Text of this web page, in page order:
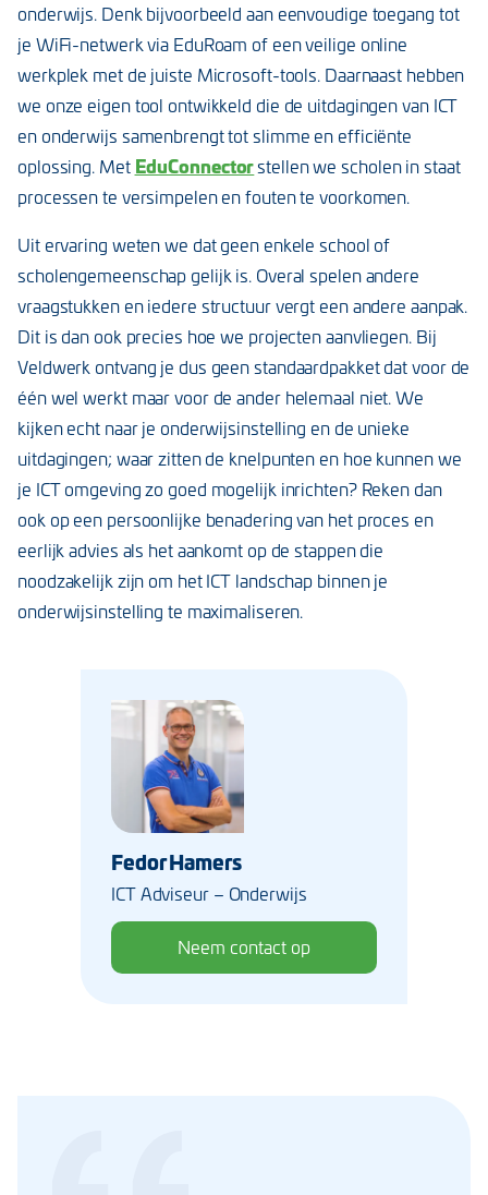
onderwijs. Denk bijvoorbeeld aan eenvoudige toegang tot
je WiFi-netwerk via EduRoam of een veilige online
werkplek met de juiste Microsoft-tools. Daarnaast hebben
we onze eigen tool ontwikkeld die de uitdagingen van ICT
en onderwijs samenbrengt tot slimme en efficiënte
oplossing. Met EduConnectorstellen we scholen in staat
processen te versimpelen en fouten te voorkomen.
Uit ervaring weten we dat geen enkele school of
scholengemeenschap gelijk is. Overal spelen andere
vraagstukken en iedere structuur vergt een andere aanpak.
Dit is dan ook precies hoe we projecten aanvliegen. Bij
Veldwerk ontvang je dus geen standaardpakket dat voor de
één wel werkt maar voor de ander helemaal niet. We
kijken echt naar je onderwijsinstelling en de unieke
uitdagingen; waar zitten de knelpunten en hoe kunnen we
je ICT omgeving zo goed mogelijk inrichten? Reken dan
ook op een persoonlijke benadering van het proces en
eerlijk advies als het aankomt op de stappen die
noodzakelijk zijn om het ICT landschap binnen je
onderwijsinstelling te maximaliseren.
Fedor Hamers
ICT Adviseur – Onderwijs
Neem contact op